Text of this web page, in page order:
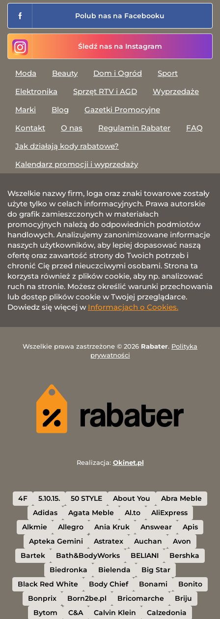
Polub nas na Facebooku
Śledź nas na Instagram
Moda Beauty Dom i Ogród
Sport
Elektronika
Sprzęt RTV i AGD
Wyprzedaże
Marki
Blog
Gazetki Promocyjne
Kontakt
O nas Regulamin Rabater
FAQ
Jak działają kody rabatowe?
Kalendarz promocji i wyprzedaży
Wszelkie nazwy firm, loga oraz znaki towarowe zostały
użyte tylko w celach informacyjnych. Prawa autorskie
do grafik zamieszczonych w materiałach
promocyjnych należą do odpowiednich podmiotów
handlowych. Analizujemy zanonimizowane informacje
naszych użytkowników, aby lepiej dopasować naszą
ofertę oraz zawartość strony do Twoich potrzeb i
chronić Cię przed nieuczciwymi osobami. Strona ta
korzysta również z plików cookie, aby np. analizować
ruch na stronie. Możesz określić warunki przechowania
lub dostęp plików cookie w Twojej przeglądarce.
Dowiedz się więcej w Informacjach o Cookies.
Wszelkie prawa zastrzeżone © 2026 Rabater. Polityka
prywatności
Realizacja: Okinet.pl
4F 5.10.15. 50 STYLE About You
Abra Meble
Adidas
Agata Meble Al.to
AliExpress
Alkmie
Allegro Ania Kruk Answear
Apis
Apteka Gemini
Astratex Auchan
Avon
Bartek
Bath&BodyWorks BELIANI
Bershka
Biedronka
Bielenda
Big Star
Black Red White
Body Chief Bonami
Bonito
Bonprix
Born2be.pl Bricomarche
Briju
Bytom
C&A Calvin Klein Calzedonia